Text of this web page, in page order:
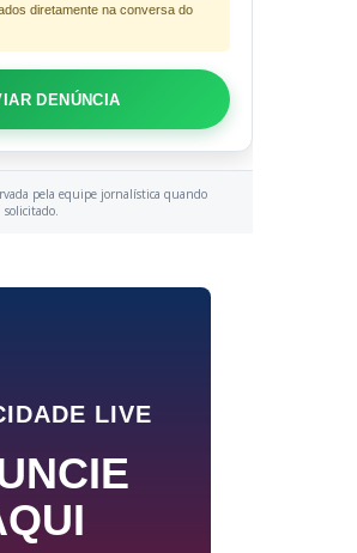
diretamente na conversa do
DENÚNCIA
pela equipe jornalística quando
solicitado.
LIVE